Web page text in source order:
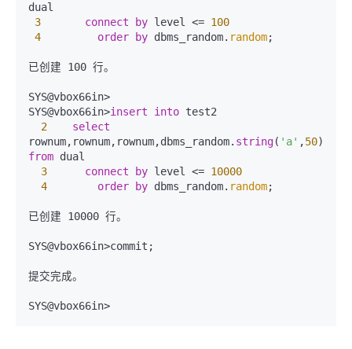
dual
3
connect by level <= 100
4
order by dbms_random. random;
已创建 100 行。
SYS@vbox66in>
SYS@vbox66in>insert into test2
2
select
rownum,rownum,rownum,dbms_random. string( 'a' ,50
from dual
3
connect by level <= 10000
4
order by dbms_random. random;
已创建 10000 行。
SYS@vbox66in>commit;
提交完成。